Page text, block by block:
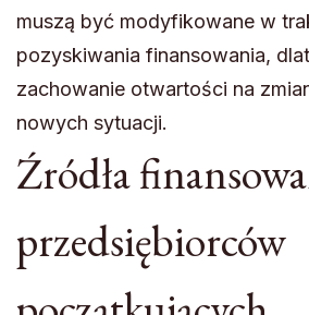
muszą być modyfikowane w
pozyskiwania finansowania,
zachowanie otwartości na
nowych sytuacji.
Źródła
przedsiębiorców